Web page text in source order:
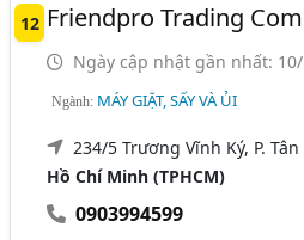
12 Friendpro Trading
Ngày cập nhật gần nhất:
Ngành: MÁY GIẶT, SẤY VÀ ỦI
234/5 Trương Vĩnh Ký, P.
Hồ Chí Minh (TPHCM)
0903994599